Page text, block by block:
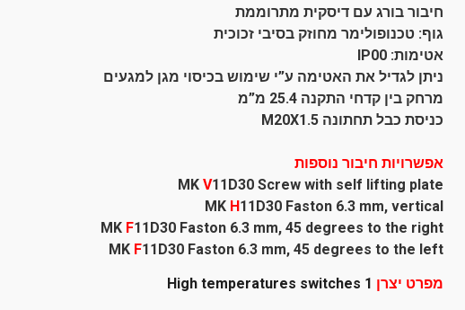
חיבור בורג עם דיסקית מתרוממת
גוף: טכנופולימר מחוזק בסיבי זכוכית
אטימות: IP00
ניתן לגדיל את האטימה ע”י שימוש בכיסוי מגן למגעים
מרחק בין קדחי התקנה 25.4 מ”מ
כניסת כבל תחתונה M20X1.5
אפשרויות חיבור נוספות
MK V11D30 Screw with self lifting plate
MK H11D30 Faston 6.3 mm, vertical
MK F11D30 Faston 6.3 mm, 45 degrees to the right
MK F11D30 Faston 6.3 mm, 45 degrees to the left
מפרט יצרן High temperatures switches 1